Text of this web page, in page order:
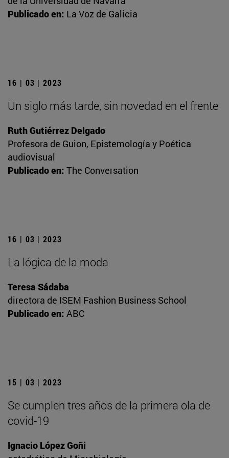
Publicado en: La Voz de Galicia
16 | 03 | 2023
Un siglo más tarde, sin novedad en el frente
Ruth Gutiérrez Delgado
Profesora de Guion, Epistemología y Poética
audiovisual
Publicado en: The Conversation
16 | 03 | 2023
La lógica de la moda
Teresa Sádaba
directora de ISEM Fashion Business School
Publicado en: ABC
15 | 03 | 2023
Se cumplen tres años de la primera ola de
covid-19
Ignacio López Goñi